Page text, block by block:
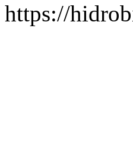
https://